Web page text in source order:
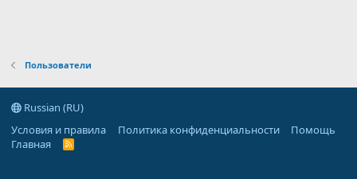
Пользователи
Russian (RU)
Условия и правила
Политика конфиденциальности
Помощь
Главная
R